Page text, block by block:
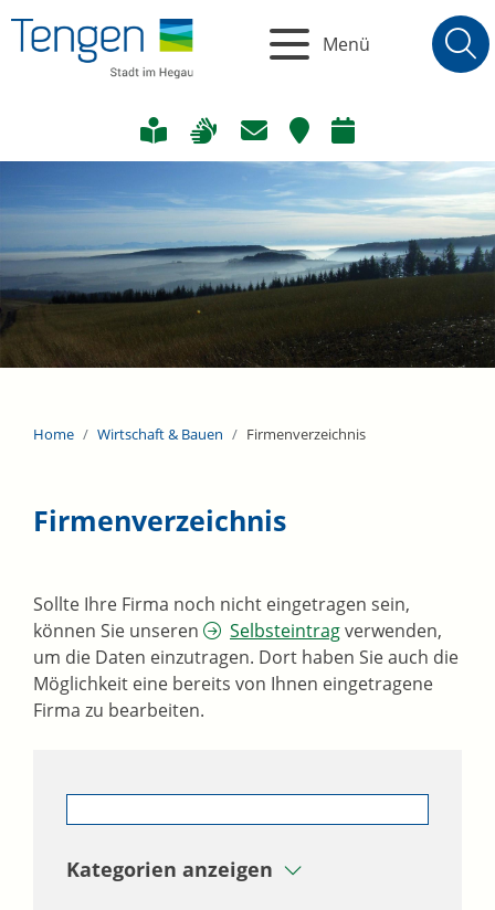
Menü
Home Wirtschaft & Bauen Firmenverzeichnis
Firmenverzeichnis
Sollte Ihre Firma noch nicht eingetragen sein,
können Sie unseren
Selbsteintragverwenden,
um die Daten einzutragen. Dort haben Sie auch die
Möglichkeit eine bereits von Ihnen eingetragene
Firma zu bearbeiten.
Kategorien anzeigen